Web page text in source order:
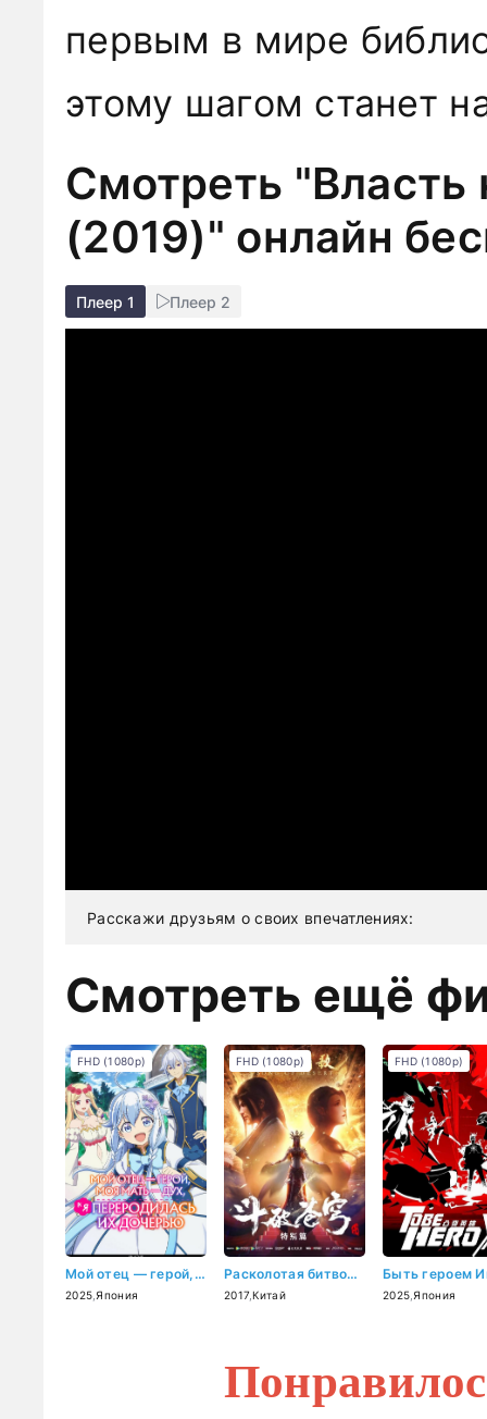
первым в мире
этому шагом станет
Смотреть "Власть
(2019)" онлайн
Плеер 1 Плеер 2
Расскажи друзьям о своих впечатлениях:
Смотреть ещё
Мой отец — герой, моя мать — дух, а я переродилась их дочерью (2025)
2025 Япония
FHD (1080p)
Расколотая битвой синева небес (2017)
2017 ,Китай
FHD (1080p)
2025 Япония
FHD (1080p)